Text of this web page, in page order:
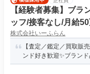
【経験者募集】ブラ
ッフ/接客なし/月給
株式会社いーふらん
【査定／鑑定／買取販
ンド好き歓迎✨ブラン